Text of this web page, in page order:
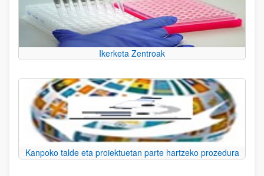
Ikerketa Zentroak
Kanpoko talde eta proiektuetan parte hartzeko prozedura